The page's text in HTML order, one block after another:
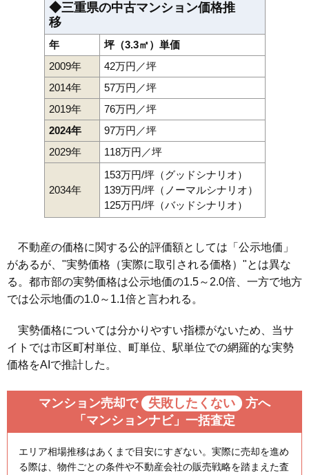
◆三重県の中古マンション価格推
移
年
坪（3.3㎡）単価
2009年
42万円／坪
2014年
57万円／坪
2019年
76万円／坪
2024年
97万円／坪
2029年
118万円／坪
2034年
153万円/坪（グッドシナリオ）
139万円/坪（ノーマルシナリオ）
125万円/坪（バッドシナリオ）
不動産の価格に関する公的評価額としては「公示地価」
があるが、"実勢価格（実際に取引される価格）"とは異な
る。都市部の実勢価格は公示地価の1.5～2.0倍、一方で地方
では公示地価の1.0～1.1倍と言われる。
実勢価格については分かりやすい指標がないため、当サ
イトでは市区町村単位、町単位、駅単位での網羅的な実勢
価格をAIで推計した。
マンション売却で 失敗したくない
方へ
「マンションナビ」一括査定
エリア相場推移はあくまで目安にすぎない。実際に売却を進め
る際は、物件ごとの条件や不動産会社の販売戦略を踏まえた査